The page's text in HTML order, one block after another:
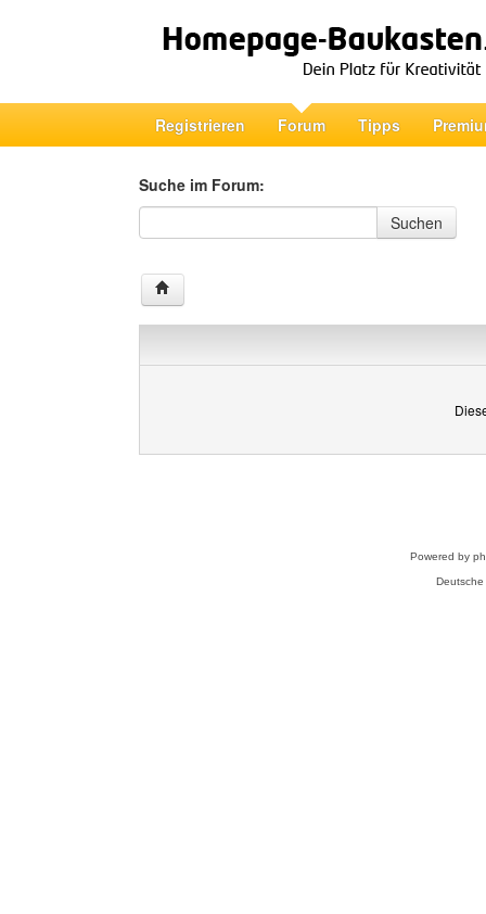
Registrieren Forum Tipps
Suche im Forum:
Suche im Forum
Suchen
Powered by